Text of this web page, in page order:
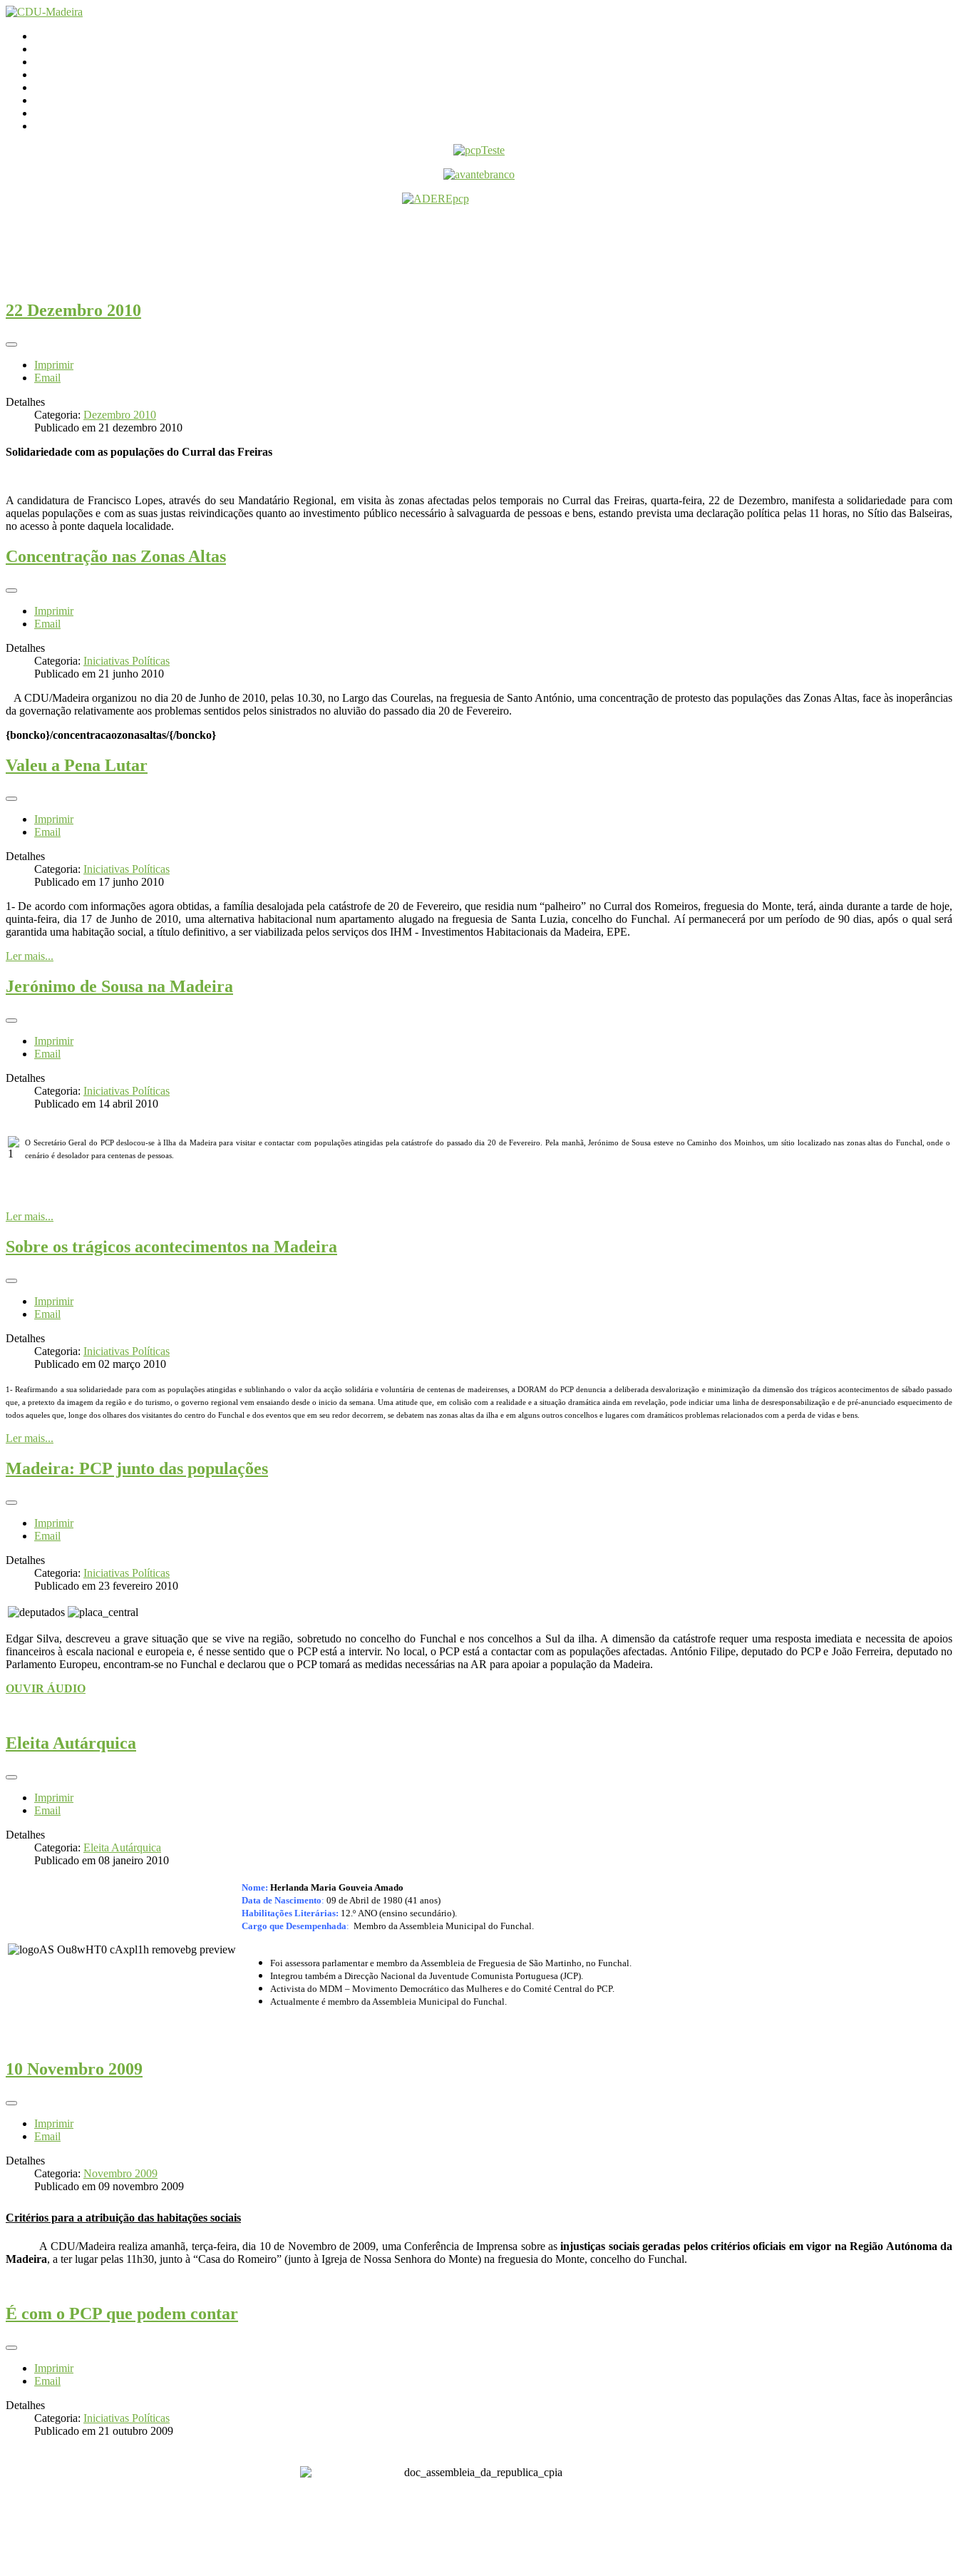
22 Dezembro 2010
Imprimir
Email
Detalhes
Categoria: Dezembro 2010
Publicado em 21 dezembro 2010
Solidariedade com as populações do Curral das Freiras
A candidatura de Francisco Lopes, através do seu Mandatário Regional, em visita às zonas afectadas pelos temporais no Curral das Freiras, quarta-feira, 22 de Dezembro, manifesta a solidariedade para com
aquelas populações e com as suas justas reivindicações quanto ao investimento público necessário à salvaguarda de pessoas e bens, estando prevista uma declaração política pelas 11 horas, no Sítio das Balseiras,
no acesso à ponte daquela localidade.
Concentração nas Zonas Altas
Imprimir
Email
Detalhes
Categoria: Iniciativas Políticas
Publicado em 21 junho 2010
A CDU/Madeira organizou no dia 20 de Junho de 2010, pelas 10.30, no Largo das Courelas, na freguesia de Santo António, uma concentração de protesto das populações das Zonas Altas, face às inoperâncias
da governação relativamente aos problemas sentidos pelos sinistrados no aluvião do passado dia 20 de Fevereiro.
{boncko}/concentracaozonasaltas/{/boncko}
Valeu a Pena Lutar
Imprimir
Email
Detalhes
Categoria: Iniciativas Políticas
Publicado em 17 junho 2010
1- De acordo com informações agora obtidas, a família desalojada pela catástrofe de 20 de Fevereiro, que residia num “palheiro” no Curral dos Romeiros, freguesia do Monte, terá, ainda durante a tarde de hoje,
quinta-feira, dia 17 de Junho de 2010, uma alternativa habitacional num apartamento alugado na freguesia de Santa Luzia, concelho do Funchal. Aí permanecerá por um período de 90 dias, após o qual será
garantida uma habitação social, a título definitivo, a ser viabilizada pelos serviços dos IHM - Investimentos Habitacionais da Madeira, EPE.
Ler mais...
Jerónimo de Sousa na Madeira
Imprimir
Email
Detalhes
Categoria: Iniciativas Políticas
Publicado em 14 abril 2010
O Secretário Geral do PCP deslocou-se à Ilha da Madeira para visitar e contactar com populações atingidas pela catástrofe do passado dia 20 de Fevereiro. Pela manhã, Jerónimo de Sousa esteve no Caminho dos Moinhos, um sítio localizado nas zonas altas do Funchal, onde o
cenário é desolador para centenas de pessoas.
Ler mais...
Sobre os trágicos acontecimentos na Madeira
Imprimir
Email
Detalhes
Categoria: Iniciativas Políticas
Publicado em 02 março 2010
1- Reafirmando a sua solidariedade para com as populações atingidas e sublinhando o valor da acção solidária e voluntária de centenas de madeirenses, a DORAM do PCP denuncia a deliberada desvalorização e minimização da dimensão dos trágicos acontecimentos de sábado passado
que, a pretexto da imagem da região e do turismo, o governo regional vem ensaiando desde o inicio da semana. Uma atitude que, em colisão com a realidade e a situação dramática ainda em revelação, pode indiciar uma linha de desresponsabilização e de pré-anunciado esquecimento de
todos aqueles que, longe dos olhares dos visitantes do centro do Funchal e dos eventos que em seu redor decorrem, se debatem nas zonas altas da ilha e em alguns outros concelhos e lugares com dramáticos problemas relacionados com a perda de vidas e bens.
Ler mais...
Madeira: PCP junto das populações
Imprimir
Email
Detalhes
Categoria: Iniciativas Políticas
Publicado em 23 fevereiro 2010
Edgar Silva, descreveu a grave situação que se vive na região, sobretudo no concelho do Funchal e nos concelhos a Sul da ilha. A dimensão da catástrofe requer uma resposta imediata e necessita de apoios
financeiros à escala nacional e europeia e, é nesse sentido que o PCP está a intervir. No local, o PCP está a contactar com as populações afectadas. António Filipe, deputado do PCP e João Ferreira, deputado no
Parlamento Europeu, encontram-se no Funchal e declarou que o PCP tomará as medidas necessárias na AR para apoiar a população da Madeira.
OUVIR ÁUDIO
Eleita Autárquica
Imprimir
Email
Detalhes
Categoria: Eleita Autárquica
Publicado em 08 janeiro 2010
Nome: Herlanda Maria Gouveia Amado
Data de Nascimento: 09 de Abril de 1980 (41 anos)
Habilitações Literárias: 12.º ANO (ensino secundário).
Cargo que Desempenhada: Membro da Assembleia Municipal do Funchal.
Foi assessora parlamentar e membro da Assembleia de Freguesia de São Martinho, no Funchal.
Integrou também a Direcção Nacional da Juventude Comunista Portuguesa (JCP).
Activista do MDM – Movimento Democrático das Mulheres e do Comité Central do PCP.
Actualmente é membro da Assembleia Municipal do Funchal.
10 Novembro 2009
Imprimir
Email
Detalhes
Categoria: Novembro 2009
Publicado em 09 novembro 2009
Critérios para a atribuição das habitações sociais
A CDU/Madeira realiza amanhã, terça-feira, dia 10 de Novembro de 2009, uma Conferência de Imprensa sobre asinjustiças sociais geradas pelos critérios oficiais em vigor na Região Autónoma da
Madeira, a ter lugar pelas 11h30, junto à “Casa do Romeiro” (junto à Igreja de Nossa Senhora do Monte) na freguesia do Monte, concelho do Funchal.
É com o PCP que podem contar
Imprimir
Email
Detalhes
Categoria: Iniciativas Políticas
Publicado em 21 outubro 2009